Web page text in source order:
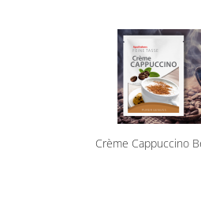
Crème Cappuccino